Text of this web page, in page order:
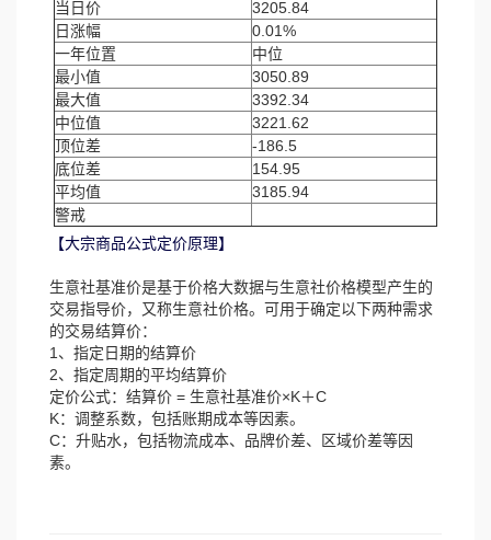
当日价
3205.84
日涨幅
0.01%
一年位置
中位
最小值
3050.89
最大值
3392.34
中位值
3221.62
顶位差
-186.5
底位差
154.95
平均值
3185.94
警戒
【大宗商品公式定价原理】
生意社基准价是基于价格大数据与生意社价格模型产生的
交易指导价，又称生意社价格。可用于确定以下两种需求
的交易结算价：
1、指定日期的结算价
2、指定周期的平均结算价
定价公式：结算价 = 生意社基准价×K＋C
K：调整系数，包括账期成本等因素。
C：升贴水，包括物流成本、品牌价差、区域价差等因
素。